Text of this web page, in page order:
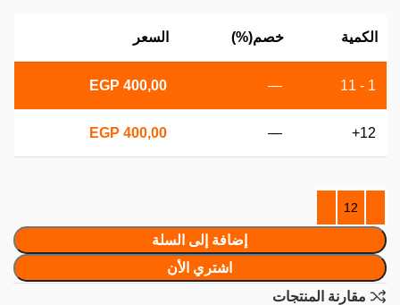
الكمية خصم(%) السعر
1 - 11
—
400,00
EGP
12+
—
400,00
EGP
إضافة إلى السلة
اشتري الأن
مقارنة المنتجات